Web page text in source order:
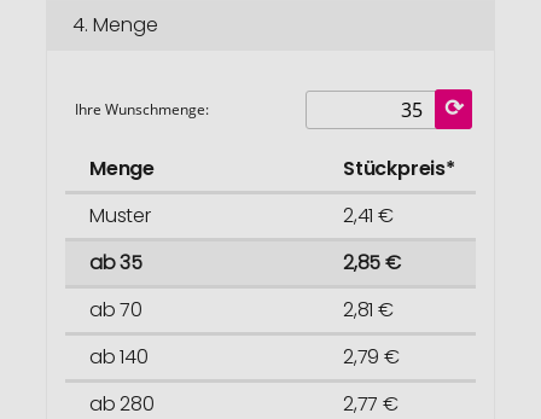
4. Menge
Ihre Wunschmenge:
Menge
Stückpreis*
Muster
2,41 €
ab 35
2,85 €
ab 70
2,81 €
ab 140
2,79 €
ab 280
2,77 €